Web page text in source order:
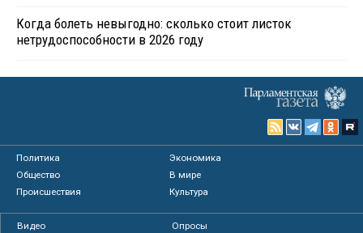
Когда болеть невыгодно: сколько стоит листок
нетрудоспособности в 2026 году
Политика
Экономика
Общество
В мире
Происшествия
Культура
Видео
Опросы